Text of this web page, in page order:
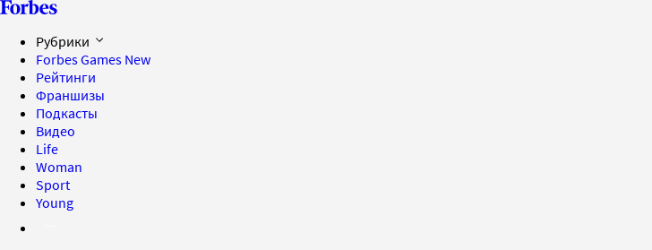
Рубрики
Forbes Games New
Рейтинги
Франшизы
Подкасты
Видео
Life
Woman
Sport
Young